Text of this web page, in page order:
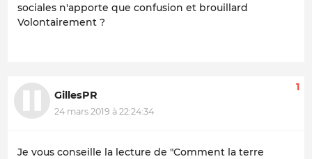
sociales n'apporte que confusion et brouillard
Volontairement ?
GillesPR
24 mars 2019 à 22:24:34
1
Je vous conseille la lecture de "Comment la terre